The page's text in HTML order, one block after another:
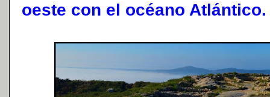
oeste con el océano Atlántico.